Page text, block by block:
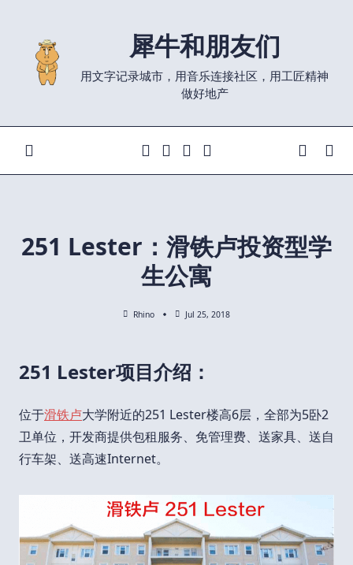
content
犀牛和朋友们
用文字记录城市，用音乐连接社区，用工匠精神
做好地产
251 Lester：滑铁卢投资型学
生公寓
Rhino Jul 25, 2018
251 Lester项目介绍：
位于滑铁卢大学附近的251 Lester楼高6层，全部为5卧2
卫单位，开发商提供包租服务、免管理费、送家具、送自
行车架、送高速Internet。